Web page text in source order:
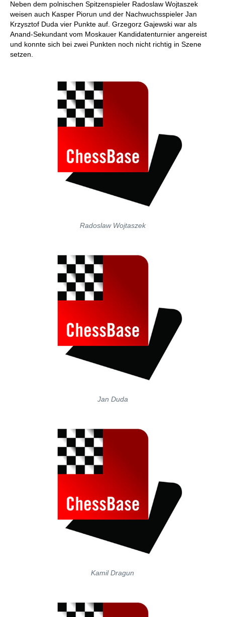
Neben dem polnischen Spitzenspieler Radoslaw Wojtaszek
weisen auch Kasper Piorun und der Nachwuchsspieler Jan
Krzysztof Duda vier Punkte auf. Grzegorz Gajewski war als
Anand-Sekundant vom Moskauer Kandidatenturnier angereist
und konnte sich bei zwei Punkten noch nicht richtig in Szene
setzen.
Radoslaw Wojtaszek
Jan Duda
Kamil Dragun